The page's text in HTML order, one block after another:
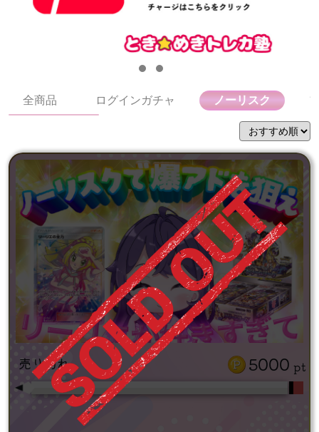
全商品 ログインガチャ ノーリスク
売り切れ 5000 pt